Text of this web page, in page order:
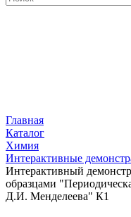
Главная
Каталог
Химия
Интерактивные
Интерактивный
образцами
Д.И. Менделеева" К1